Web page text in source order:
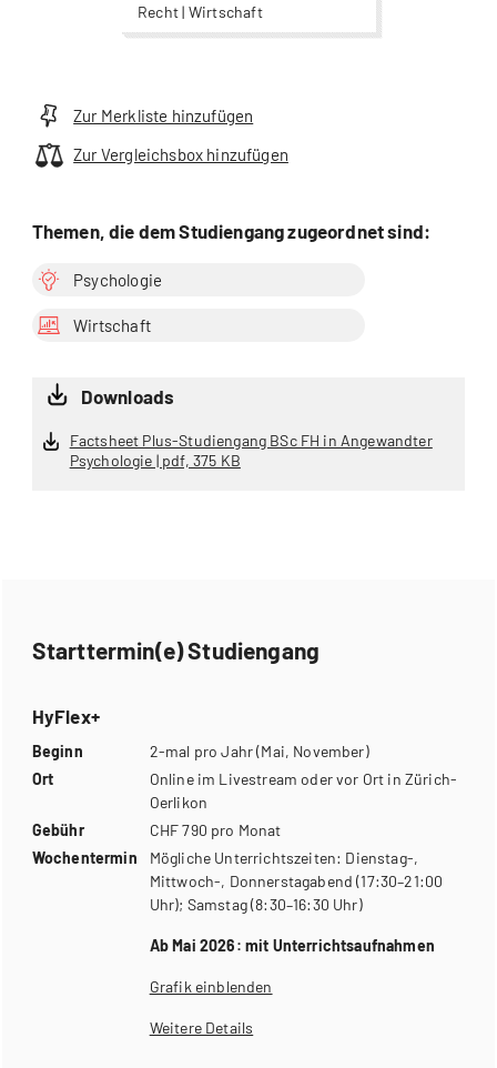
Recht | Wirtschaft
Zur Merkliste hinzufügen
Zur Vergleichsbox hinzufügen
Themen, die dem Studiengang zugeordnet sind:
Psychologie
Wirtschaft
Downloads
Factsheet Plus-Studiengang BSc FH in Angewandter
Psychologie | pdf, 375 KB
Starttermin(e) Studiengang
HyFlex+
Beginn
2-mal pro Jahr (Mai, November)
Ort
Online im Livestream oder vor Ort in Zürich-
Oerlikon
Gebühr
CHF 790 pro Monat
Wochentermin
Mögliche Unterrichtszeiten: Dienstag-,
Mittwoch-, Donnerstagabend (17:30–21:00
Uhr); Samstag (8:30–16:30 Uhr)
Ab Mai 2026: mit Unterrichtsaufnahmen
Grafik einblenden
Weitere Details